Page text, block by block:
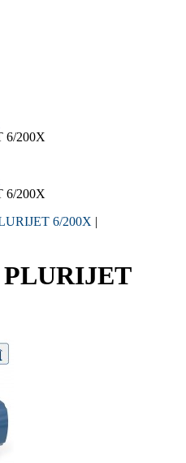
6/200X
6/200X
6/200X |
PLURIJET